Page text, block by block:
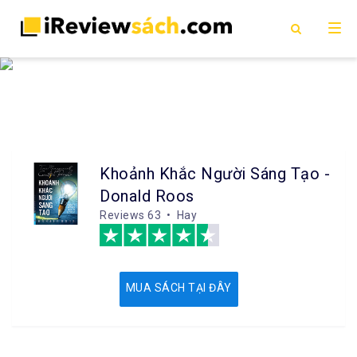
Khoảnh Khắc Người Sáng Tạo -
Donald Roos
Reviews 63 • Hay
MUA SÁCH TẠI ĐÂY